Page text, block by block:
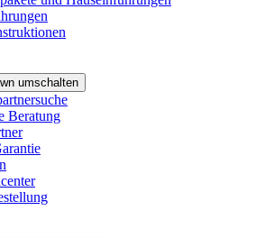
umschalten
Beratung